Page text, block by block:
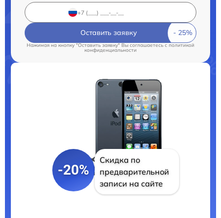
Оставить заявку
Нажимая на кнопку "Оставить заявку" Вы соглашаетесь cполитикой
конфиденциальности
-20%
Скидка по
предварительной
записи на сайте